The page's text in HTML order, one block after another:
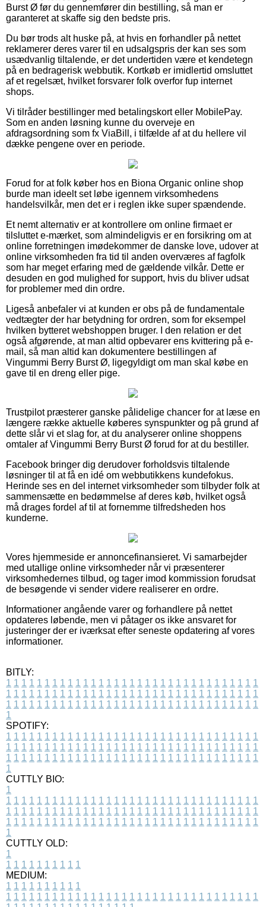
Burst Ø før du gennemfører din bestilling, så man er
garanteret at skaffe sig den bedste pris.
Du bør trods alt huske på, at hvis en forhandler på nettet
reklamerer deres varer til en udsalgspris der kan ses som
usædvanlig tiltalende, er det undertiden være et kendetegn
på en bedragerisk webbutik. Kortkøb er imidlertid omsluttet
af et regelsæt, hvilket forsvarer folk overfor fup internet
shops.
Vi tilråder bestillinger med betalingskort eller MobilePay.
Som en anden løsning kunne du overveje en
afdragsordning som fx ViaBill, i tilfælde af at du hellere vil
dække pengene over en periode.
Forud for at folk køber hos en Biona Organic online shop
burde man ideelt set løbe igennem virksomhedens
handelsvilkår, men det er i reglen ikke super spændende.
Et nemt alternativ er at kontrollere om online firmaet er
tilsluttet e-mærket, som almindeligvis er en forsikring om at
online forretningen imødekommer de danske love, udover at
online virksomheden fra tid til anden overværes af fagfolk
som har meget erfaring med de gældende vilkår. Dette er
desuden en god mulighed for support, hvis du bliver udsat
for problemer med din ordre.
Ligeså anbefaler vi at kunden er obs på de fundamentale
vedtægter der har betydning for ordren, som for eksempel
hvilken bytteret webshoppen bruger. I den relation er det
også afgørende, at man altid opbevarer ens kvittering på e-
mail, så man altid kan dokumentere bestillingen af
Vingummi Berry Burst Ø, ligegyldigt om man skal købe en
gave til en dreng eller pige.
Trustpilot præsterer ganske pålidelige chancer for at læse en
længere række aktuelle køberes synspunkter og på grund af
dette slår vi et slag for, at du analyserer online shoppens
omtaler af Vingummi Berry Burst Ø forud for at du bestiller.
Facebook bringer dig derudover forholdsvis tiltalende
løsninger til at få en idé om webbutikkens kundefokus.
Herinde ses en del internet virksomheder som tilbyder folk at
sammensætte en bedømmelse af deres køb, hvilket også
må drages fordel af til at fornemme tilfredsheden hos
kunderne.
Vores hjemmeside er annoncefinansieret. Vi samarbejder
med utallige online virksomheder når vi præsenterer
virksomhedernes tilbud, og tager imod kommission forudsat
de besøgende vi sender videre realiserer en ordre.
Informationer angående varer og forhandlere på nettet
opdateres løbende, men vi påtager os ikke ansvaret for
justeringer der er iværksat efter seneste opdatering af vores
informationer.
BITLY:
1 1 1 1 1 1 1 1 1 1 1 1 1 1 1 1 1 1 1 1 1 1 1 1 1 1 1 1 1 1 1 1 1
1 1 1 1 1 1 1 1 1 1 1 1 1 1 1 1 1 1 1 1 1 1 1 1 1 1 1 1 1 1 1 1 1
1 1 1 1 1 1 1 1 1 1 1 1 1 1 1 1 1 1 1 1 1 1 1 1 1 1 1 1 1 1 1 1 1
1
SPOTIFY:
1 1 1 1 1 1 1 1 1 1 1 1 1 1 1 1 1 1 1 1 1 1 1 1 1 1 1 1 1 1 1 1 1
1 1 1 1 1 1 1 1 1 1 1 1 1 1 1 1 1 1 1 1 1 1 1 1 1 1 1 1 1 1 1 1 1
1 1 1 1 1 1 1 1 1 1 1 1 1 1 1 1 1 1 1 1 1 1 1 1 1 1 1 1 1 1 1 1 1
1
CUTTLY BIO:
1
1 1 1 1 1 1 1 1 1 1 1 1 1 1 1 1 1 1 1 1 1 1 1 1 1 1 1 1 1 1 1 1 1
1 1 1 1 1 1 1 1 1 1 1 1 1 1 1 1 1 1 1 1 1 1 1 1 1 1 1 1 1 1 1 1 1
1 1 1 1 1 1 1 1 1 1 1 1 1 1 1 1 1 1 1 1 1 1 1 1 1 1 1 1 1 1 1 1 1
1
CUTTLY OLD:
1
1 1 1 1 1 1 1 1 1 1
MEDIUM:
1 1 1 1 1 1 1 1 1 1
1 1 1 1 1 1 1 1 1 1 1 1 1 1 1 1 1 1 1 1 1 1 1 1 1 1 1 1 1 1 1 1 1